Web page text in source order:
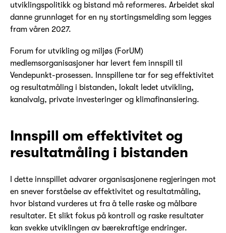
utviklingspolitikk og bistand må reformeres. Arbeidet skal
danne grunnlaget for en ny stortingsmelding som legges
fram våren 2027.
Forum for utvikling og miljøs (ForUM)
medlemsorganisasjoner har levert fem innspill til
Vendepunkt-prosessen. Innspillene tar for seg effektivitet
og resultatmåling i bistanden, lokalt ledet utvikling,
kanalvalg, private investeringer og klimafinansiering.
Innspill om effektivitet og
resultatmåling i bistanden
I dette innspillet advarer organisasjonene regjeringen mot
en snever forståelse av effektivitet og resultatmåling,
hvor bistand vurderes ut fra å telle raske og målbare
resultater. Et slikt fokus på kontroll og raske resultater
kan svekke utviklingen av bærekraftige endringer.